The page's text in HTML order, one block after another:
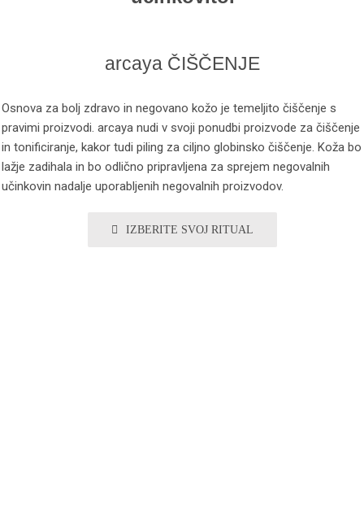
arcaya ČIŠČENJE
Osnova za bolj zdravo in negovano kožo je temeljito čiščenje s
pravimi proizvodi. arcaya nudi v svoji ponudbi proizvode za čiščenje
in tonificiranje, kakor tudi piling za ciljno globinsko čiščenje. Koža bo
lažje zadihala in bo odlično pripravljena za sprejem negovalnih
učinkovin nadalje uporabljenih negovalnih proizvodov.
IZBERITE SVOJ RITUAL